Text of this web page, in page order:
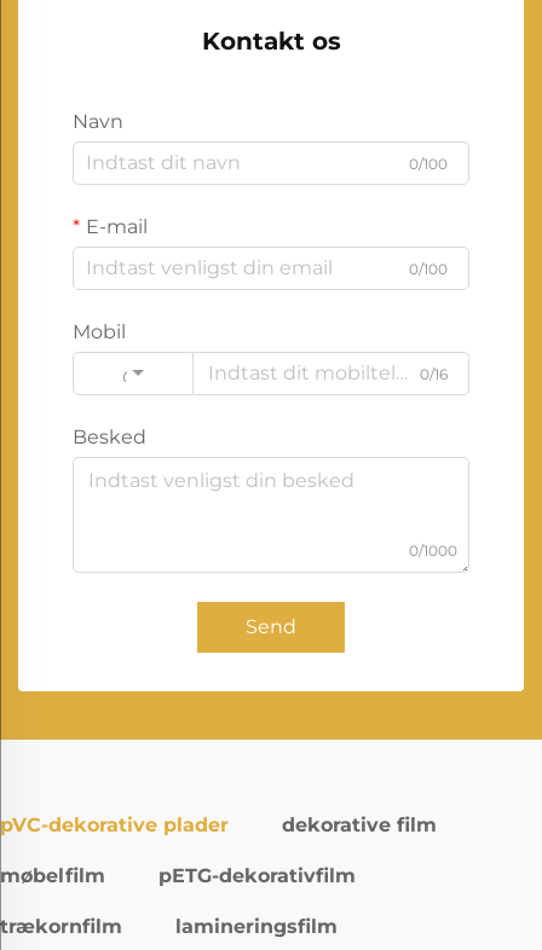
Kontakt os
Navn
0/100
E-mail
0/100
Mobil
Code
0/16
Besked
0/1000
Send
pVC-dekorative plader dekorative film
møbelfilm pETG-dekorativfilm
trækornfilm lamineringsfilm